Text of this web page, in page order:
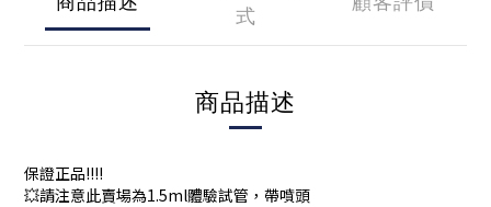
式
商品描述
保證正品!!!!
💥請注意此賣場為1.5ml體驗試管，帶噴頭